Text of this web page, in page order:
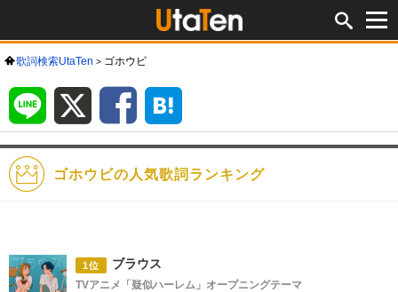
歌詞検索UtaTen ゴホウビ
LINE Facebook
ク
ー
ゴホウビの人気歌詞ランキング
1位 ブラウス
TVアニメ「疑似ハーレム」オープニングテーマ